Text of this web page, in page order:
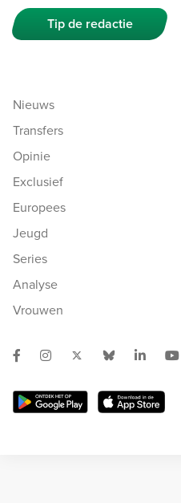
Tip de redactie
Nieuws
Transfers
Opinie
Exclusief
Europees
Jeugd
Series
Analyse
Vrouwen